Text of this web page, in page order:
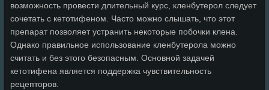
возможность провести длительный курс, кленбутерол следует
сочетать с кетотифеном. Часто можно слышать, что этот
препарат позволяет устранить некоторые побочки клена.
Однако правильное использование кленбутерола можно
считать и без этого безопасным. Основной задачей
кетотифена является поддержка чувствительность
рецепторов.